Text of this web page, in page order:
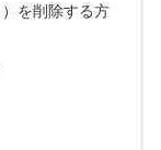
を削除する方